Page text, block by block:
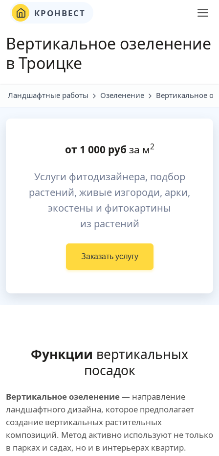
КРОНВЕСТ
Вертикальное озеленение
в Троицке
Ландшафтные работы Озеленение Вертикальное
от 1 000руб за м2
Услуги фитодизайнера, подбор
растений, живые изгороди, арки,
экостены и фитокартины
из растений
Заказать услугу
Функции вертикальных
посадок
Вертикальное озеленение— направление
ландшафтного дизайна, которое предполагает
создание вертикальных растительных
композиций. Метод активно используют не только
в парках и садах, но и в интерьерах квартир.